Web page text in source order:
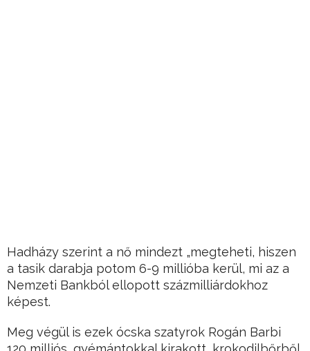
Hadházy szerint a nő mindezt „megteheti, hiszen
a tasik darabja potom 6-9 millióba kerül, mi az a
Nemzeti Bankból ellopott százmilliárdokhoz
képest.
Meg végül is ezek ócska szatyrok Rogán Barbi